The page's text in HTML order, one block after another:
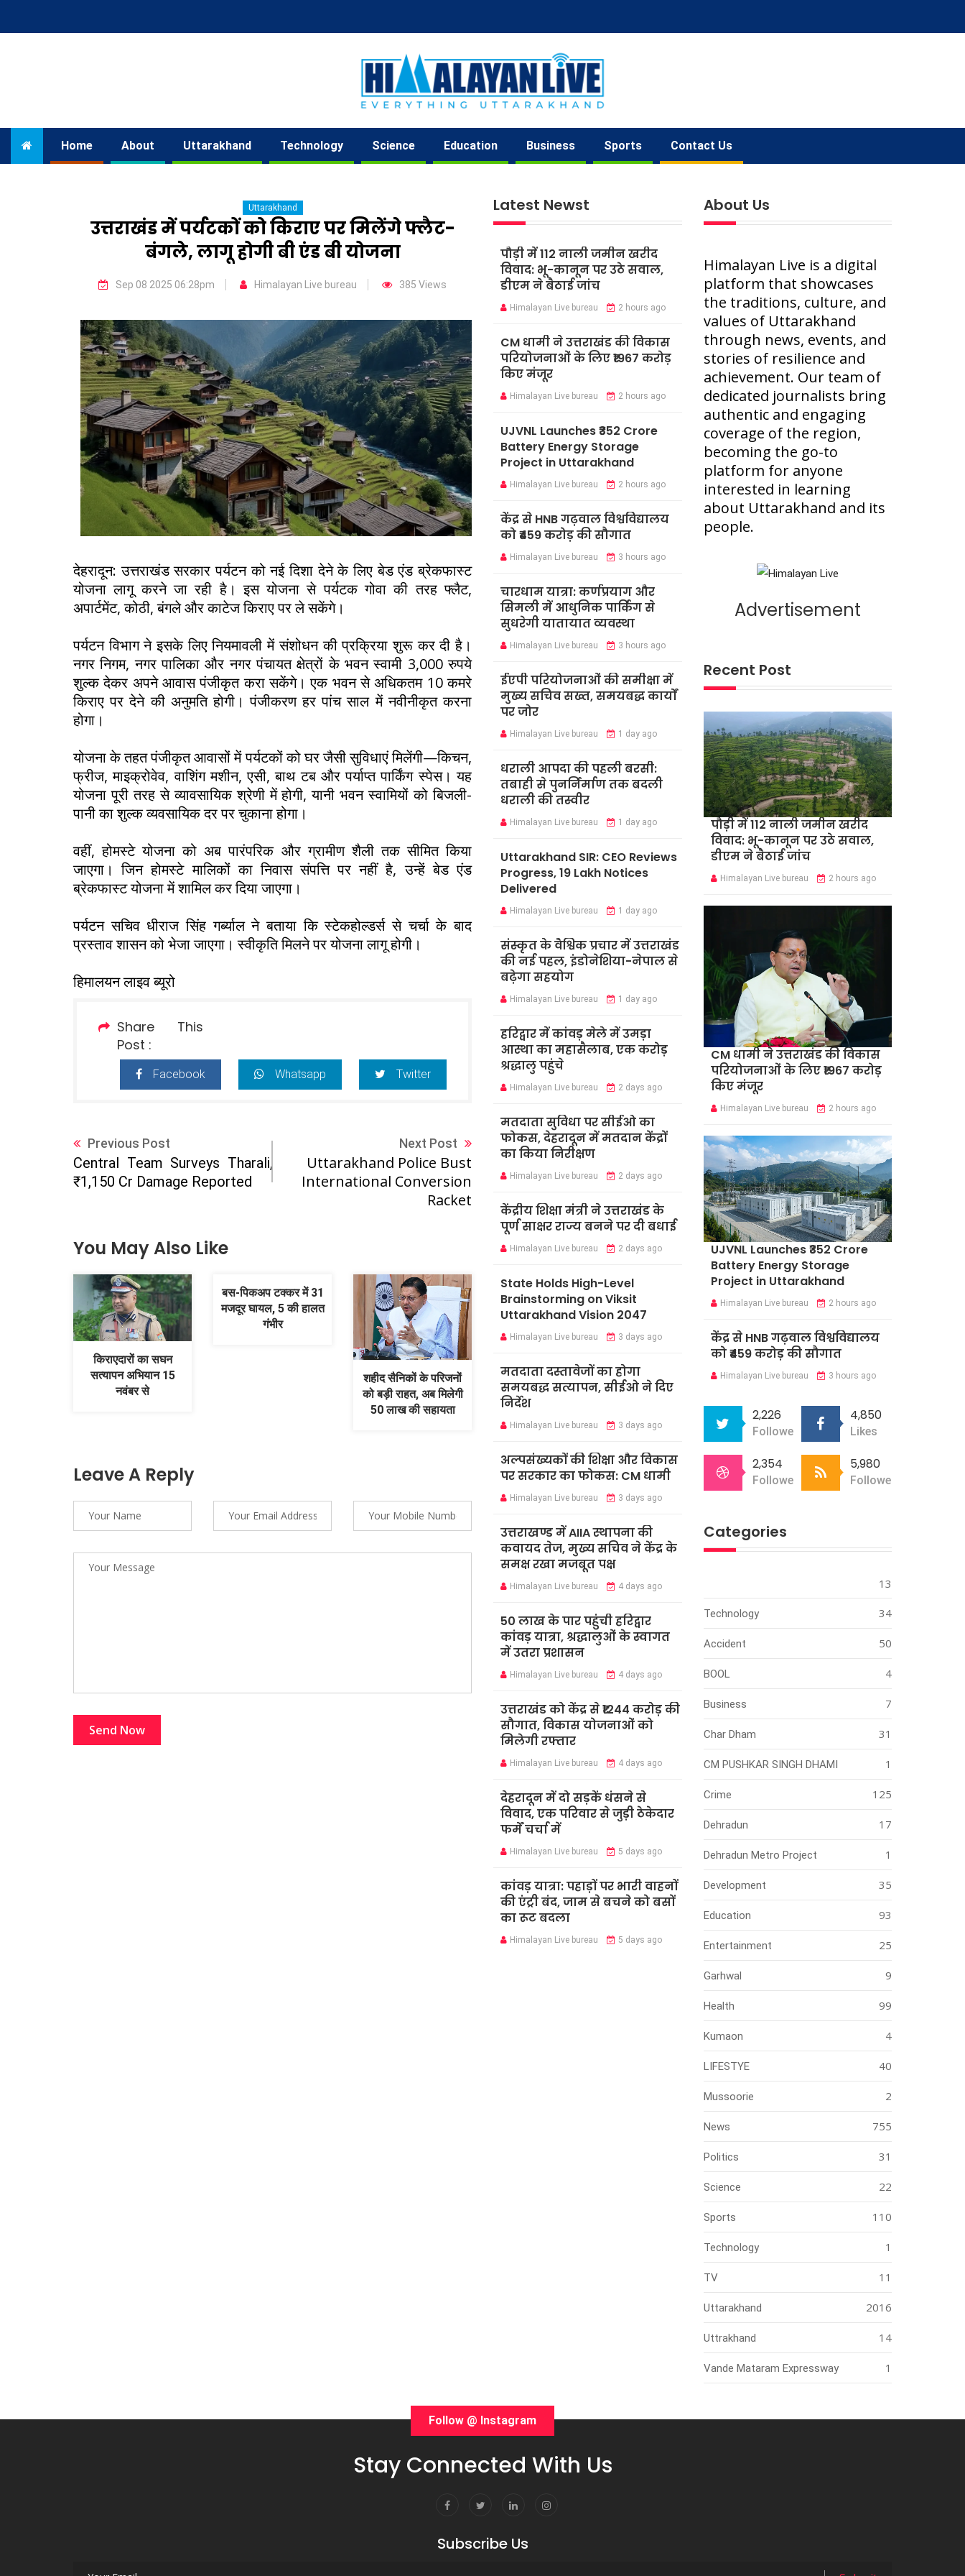
Home About Uttarakhand Technology Science Education Business Sports Contact Us
Uttarakhand
उत्तराखंड में पर्यटकों को किराए पर मिलेंगे फ्लैट-
बंगले, लागू होगी बी एंड बी योजना
Sep 08 2025 06:28pm Himalayan Live bureau 385 Views
देहरादून: उत्तराखंड सरकार पर्यटन को नई दिशा देने के लिए बेड एंड ब्रेकफास्ट
योजना लागू करने जा रही है। इस योजना से पर्यटक गोवा की तरह फ्लैट,
अपार्टमेंट, कोठी, बंगले और काटेज किराए पर ले सकेंगे।
पर्यटन विभाग ने इसके लिए नियमावली में संशोधन की प्रक्रिया शुरू कर दी है।
नगर निगम, नगर पालिका और नगर पंचायत क्षेत्रों के भवन स्वामी 3,000 रुपये
शुल्क देकर अपने आवास पंजीकृत करा सकेंगे। एक भवन से अधिकतम 10 कमरे
किराए पर देने की अनुमति होगी। पंजीकरण हर पांच साल में नवीनीकृत करना
होगा।
योजना के तहत पंजीकृत आवासों में पर्यटकों को घर जैसी सुविधाएं मिलेंगी—किचन,
फ्रीज, माइक्रोवेव, वाशिंग मशीन, एसी, बाथ टब और पर्याप्त पार्किंग स्पेस। यह
योजना पूरी तरह से व्यावसायिक श्रेणी में होगी, यानी भवन स्वामियों को बिजली-
पानी का शुल्क व्यवसायिक दर पर चुकाना होगा।
वहीं, होमस्टे योजना को अब पारंपरिक और ग्रामीण शैली तक सीमित किया
जाएगा। जिन होमस्टे मालिकों का निवास संपत्ति पर नहीं है, उन्हें बेड एंड
ब्रेकफास्ट योजना में शामिल कर दिया जाएगा।
पर्यटन सचिव धीराज सिंह गर्ब्याल ने बताया कि स्टेकहोल्डर्स से चर्चा के बाद
प्रस्ताव शासन को भेजा जाएगा। स्वीकृति मिलने पर योजना लागू होगी।
हिमालयन लाइव ब्यूरो
Share This
Post :
Facebook Whatsapp Twitter
Previous Post
Central Team Surveys Tharali,
₹1,150 Cr Damage Reported
Next Post
Uttarakhand Police Bust
International Conversion
Racket
You May Also Like
किराएदारों का सघन
सत्यापन अभियान 15
नवंबर से
बस-पिकअप टक्कर में 31
मजदूर घायल, 5 की हालत
गंभीर
शहीद सैनिकों के परिजनों
को बड़ी राहत, अब मिलेगी
50 लाख की सहायता
Leave A Reply
Latest Newst
पौड़ी में 112 नाली जमीन खरीद
विवाद: भू-कानून पर उठे सवाल,
डीएम ने बैठाई जांच
Himalayan Live bureau 2 hours ago
CM धामी ने उत्तराखंड की विकास
परियोजनाओं के लिए ₹1967 करोड़
किए मंजूर
Himalayan Live bureau 2 hours ago
UJVNL Launches ₹352 Crore
Battery Energy Storage
Project in Uttarakhand
Himalayan Live bureau 2 hours ago
केंद्र से HNB गढ़वाल विश्वविद्यालय
को ₹459 करोड़ की सौगात
Himalayan Live bureau 3 hours ago
चारधाम यात्रा: कर्णप्रयाग और
सिमली में आधुनिक पार्किंग से
सुधरेगी यातायात व्यवस्था
Himalayan Live bureau 3 hours ago
ईएपी परियोजनाओं की समीक्षा में
मुख्य सचिव सख्त, समयबद्ध कार्यों
पर जोर
Himalayan Live bureau 1 day ago
धराली आपदा की पहली बरसी:
तबाही से पुनर्निर्माण तक बदली
धराली की तस्वीर
Himalayan Live bureau 1 day ago
Uttarakhand SIR: CEO Reviews
Progress, 19 Lakh Notices
Delivered
Himalayan Live bureau 1 day ago
संस्कृत के वैश्विक प्रचार में उत्तराखंड
की नई पहल, इंडोनेशिया-नेपाल से
बढ़ेगा सहयोग
Himalayan Live bureau 1 day ago
हरिद्वार में कांवड़ मेले में उमड़ा
आस्था का महासैलाब, एक करोड़
श्रद्धालु पहुंचे
Himalayan Live bureau 2 days ago
मतदाता सुविधा पर सीईओ का
फोकस, देहरादून में मतदान केंद्रों
का किया निरीक्षण
Himalayan Live bureau 2 days ago
केंद्रीय शिक्षा मंत्री ने उत्तराखंड के
पूर्ण साक्षर राज्य बनने पर दी बधाई
Himalayan Live bureau 2 days ago
State Holds High-Level
Brainstorming on Viksit
Uttarakhand Vision 2047
Himalayan Live bureau 3 days ago
मतदाता दस्तावेजों का होगा
समयबद्ध सत्यापन, सीईओ ने दिए
निर्देश
Himalayan Live bureau 3 days ago
अल्पसंख्यकों की शिक्षा और विकास
पर सरकार का फोकस: CM धामी
Himalayan Live bureau 3 days ago
उत्तराखण्ड में AIIA स्थापना की
कवायद तेज, मुख्य सचिव ने केंद्र के
समक्ष रखा मजबूत पक्ष
Himalayan Live bureau 4 days ago
50 लाख के पार पहुंची हरिद्वार
कांवड़ यात्रा, श्रद्धालुओं के स्वागत
में उतरा प्रशासन
Himalayan Live bureau 4 days ago
उत्तराखंड को केंद्र से ₹1244 करोड़ की
सौगात, विकास योजनाओं को
मिलेगी रफ्तार
Himalayan Live bureau 4 days ago
देहरादून में दो सड़कें धंसने से
विवाद, एक परिवार से जुड़ी ठेकेदार
फर्में चर्चा में
Himalayan Live bureau 5 days ago
कांवड़ यात्रा: पहाड़ों पर भारी वाहनों
की एंट्री बंद, जाम से बचने को बसों
का रूट बदला
Himalayan Live bureau 5 days ago
About Us
Himalayan Live is a digital
platform that showcases
the traditions, culture, and
values of Uttarakhand
through news, events, and
stories of resilience and
achievement. Our team of
dedicated journalists bring
authentic and engaging
coverage of the region,
becoming the go-to
platform for anyone
interested in learning
about Uttarakhand and its
people.
Advertisement
Recent Post
पौड़ी में 112 नाली जमीन खरीद
विवाद: भू-कानून पर उठे सवाल,
डीएम ने बैठाई जांच
Himalayan Live bureau 2 hours ago
CM धामी ने उत्तराखंड की विकास
परियोजनाओं के लिए ₹1967 करोड़
किए मंजूर
Himalayan Live bureau 2 hours ago
UJVNL Launches ₹352 Crore
Battery Energy Storage
Project in Uttarakhand
Himalayan Live bureau 2 hours ago
केंद्र से HNB गढ़वाल विश्वविद्यालय
को ₹459 करोड़ की सौगात
Himalayan Live bureau 3 hours ago
2,226
Followers
4,850
Likes
2,354
Followers
5,980
Followers
Categories
13
Technology 34
Accident 50
BOOL 4
Business 7
Char Dham 31
CM PUSHKAR SINGH DHAMI 1
Crime 125
Dehradun 17
Dehradun Metro Project 1
Development 35
Education 93
Entertainment 25
Garhwal 9
Health 99
Kumaon 4
LIFESTYE 40
Mussoorie 2
News 755
Politics 31
Science 22
Sports 110
Technology 1
TV 11
Uttarakhand 2016
Uttrakhand 14
Vande Mataram Expressway 1
Follow @ Instagram
Stay Connected With Us
Subscribe Us